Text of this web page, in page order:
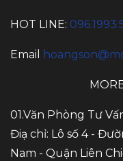
HOT LINE:
Email
01.Văn Phòng Tư
Điạ chỉ: Lô số 4 -
Nam - Quận Liên